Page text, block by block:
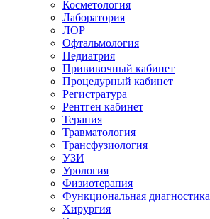
Косметология
Лаборатория
ЛОР
Офтальмология
Педиатрия
Прививочный кабинет
Процедурный кабинет
Регистратура
Рентген кабинет
Терапия
Травматология
Трансфузиология
УЗИ
Урология
Физиотерапия
Функциональная диагностика
Хирургия